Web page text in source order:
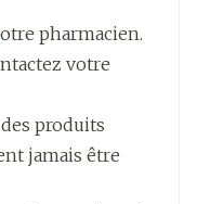
(15°C -
pharmacien.
votre
produits
jamais être